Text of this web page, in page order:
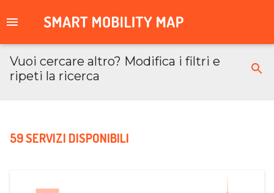
Vuoi cercare altro? Modifica i filtri e
ripeti la ricerca
59 SERVIZI DISPONIBILI